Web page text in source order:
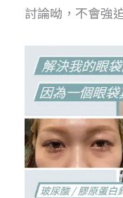
討論呦，不會強